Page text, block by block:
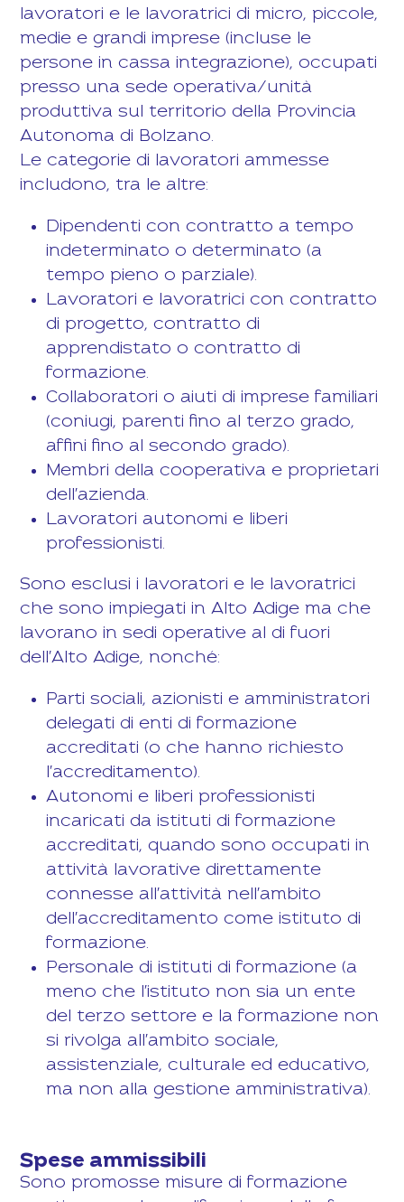
lavoratori e le lavoratrici di micro, piccole,
medie e grandi imprese (incluse le
persone in cassa integrazione), occupati
presso una sede operativa/unità
produttiva sul territorio della Provincia
Autonoma di Bolzano.
Le categorie di lavoratori ammesse
includono, tra le altre:
Dipendenti con contratto a tempo
indeterminato o determinato (a
tempo pieno o parziale).
Lavoratori e lavoratrici con contratto
di progetto, contratto di
apprendistato o contratto di
formazione.
Collaboratori o aiuti di imprese familiari
(coniugi, parenti fino al terzo grado,
affini fino al secondo grado).
Membri della cooperativa e proprietari
dell'azienda.
Lavoratori autonomi e liberi
professionisti.
Sono esclusi i lavoratori e le lavoratrici
che sono impiegati in Alto Adige ma che
lavorano in sedi operative al di fuori
dell'Alto Adige, nonché:
Parti sociali, azionisti e amministratori
delegati di enti di formazione
accreditati (o che hanno richiesto
l'accreditamento).
Autonomi e liberi professionisti
incaricati da istituti di formazione
accreditati, quando sono occupati in
attività lavorative direttamente
connesse all'attività nell'ambito
dell'accreditamento come istituto di
formazione.
Personale di istituti di formazione (a
meno che l'istituto non sia un ente
del terzo settore e la formazione non
si rivolga all'ambito sociale,
assistenziale, culturale ed educativo,
ma non alla gestione amministrativa).
Spese ammissibili
Sono promosse misure di formazione